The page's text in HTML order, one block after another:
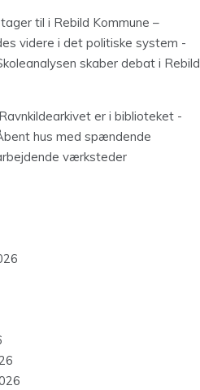
til i Rebild Kommune –
videre i det politiske system -
skaber debat i Rebild
er i biblioteket -
hus med spændende
værksteder